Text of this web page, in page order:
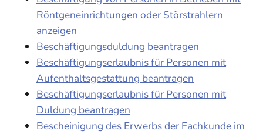
Röntgeneinrichtungen oder Störstrahlern
anzeigen
Beschäftigungsduldung beantragen
Beschäftigungserlaubnis für Personen mit
Aufenthaltsgestattung beantragen
Beschäftigungserlaubnis für Personen mit
Duldung beantragen
Bescheinigung des Erwerbs der Fachkunde im